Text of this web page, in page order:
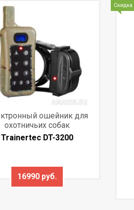
ошейник для
охотничьих собак
Trainertec DT-3200
16990 руб.
Скидка